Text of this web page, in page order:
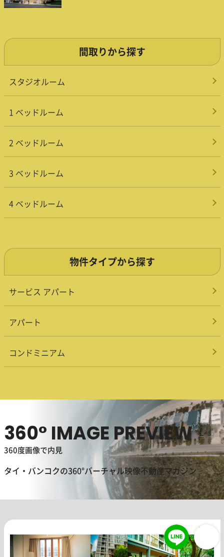
間取りから探す
スタジオルーム
1 ベッドルーム
2 ベッドルーム
3 ベッドルーム
4 ベッドルーム
物件タイプから探す
サービス アパート
アパート
コンドミニアム
360° IMAGE PREVIEW
360度画像で内見
タイ・バンコクの360°バーチャル映像不動産マガジン